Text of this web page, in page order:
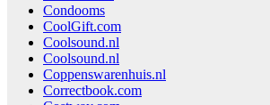
Condooms
CoolGift.com
Coolsound.nl
Coolsound.nl
Coppenswarenhuis.nl
Correctbook.com